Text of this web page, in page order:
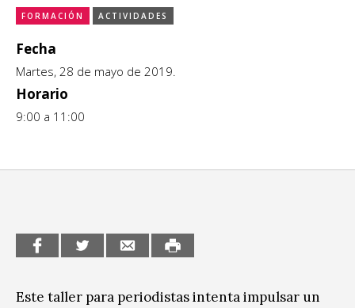
CCE en el interior/libros
Espacio itinerante de lectura infantil
Exposiciones
Formación
Género y Diversidad
Letras
Música
FORMACIÓN ACTIVIDADES
Fecha
Martes, 28 de mayo de 2019.
Horario
9:00 a 11:00
Este taller para periodistas intenta impulsar un